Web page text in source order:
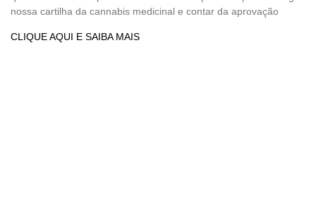
nossa cartilha da cannabis medicinal e contar da aprovação
CLIQUE AQUI E SAIBA MAIS